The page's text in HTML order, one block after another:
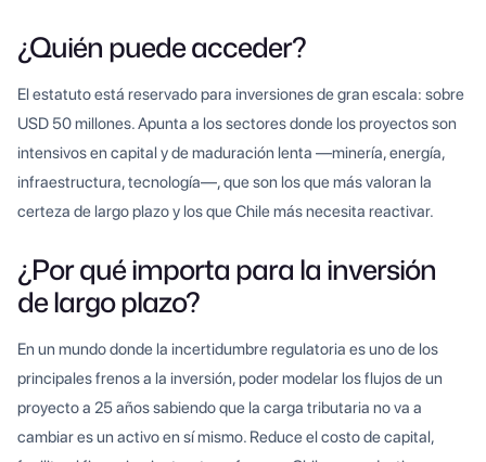
¿Quién puede acceder?
El estatuto está reservado para inversiones de gran escala: sobre
USD 50 millones. Apunta a los sectores donde los proyectos son
intensivos en capital y de maduración lenta —minería, energía,
infraestructura, tecnología—, que son los que más valoran la
certeza de largo plazo y los que Chile más necesita reactivar.
¿Por qué importa para la inversión
de largo plazo?
En un mundo donde la incertidumbre regulatoria es uno de los
principales frenos a la inversión, poder modelar los flujos de un
proyecto a 25 años sabiendo que la carga tributaria no va a
cambiar es un activo en sí mismo. Reduce el costo de capital,